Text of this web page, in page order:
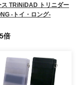
ス TRiNiDAD トリニダー
-トイ・ロング-
倍